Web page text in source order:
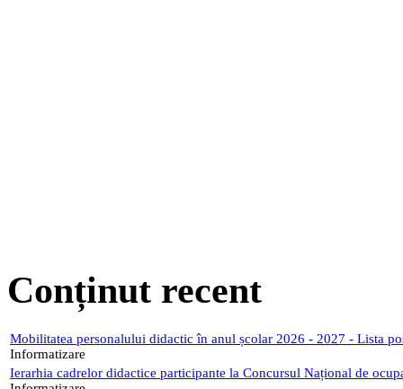
Conținut recent
Mobilitatea personalului didactic în anul școlar 2026 - 2027 - Lista
Informatizare
Ierarhia cadrelor didactice participante la Concursul Național de